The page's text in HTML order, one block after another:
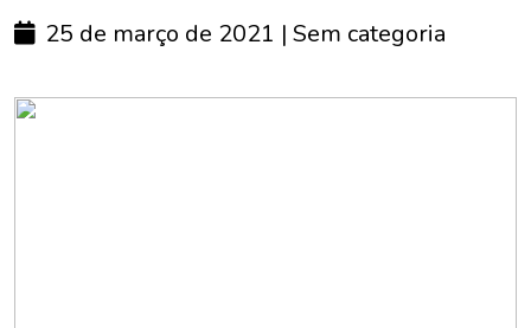
25 de março de 2021 | Sem categoria